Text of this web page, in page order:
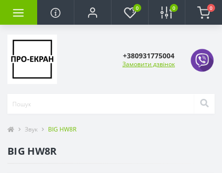
0 0 0
+380931775004
Замовити дзвінок
Звук BIG HW8R
BIG HW8R